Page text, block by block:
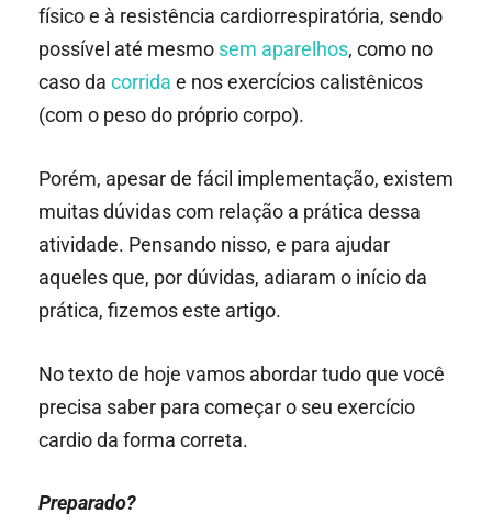
físico e à resistência cardiorrespiratória, sendo
possível até mesmo sem aparelhos, como no
caso da corrida e nos exercícios calistênicos
(com o peso do próprio corpo).
Porém, apesar de fácil implementação, existem
muitas dúvidas com relação a prática dessa
atividade. Pensando nisso, e para ajudar
aqueles que, por dúvidas, adiaram o início da
prática, fizemos este artigo.
No texto de hoje vamos abordar tudo que você
precisa saber para começar o seu exercício
cardio da forma correta.
Preparado?